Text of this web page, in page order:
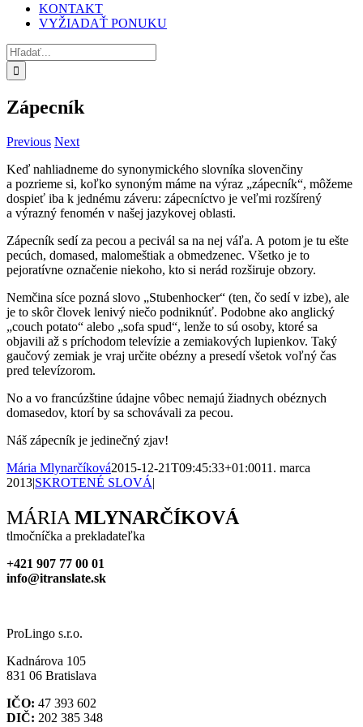
KONTAKT
VYŽIADAŤ PONUKU
Hľadať:
Zápecník
Previous Next
Keď nahliadneme do synonymického slovníka slovenčiny
a pozrieme si, koľko synoným máme na výraz „zápecník“, môžeme
dospieť iba k jednému záveru: zápecníctvo je veľmi rozšírený
a výrazný fenomén v našej jazykovej oblasti.
Zápecník sedí za pecou a pecivál sa na nej váľa. A potom je tu ešte
pecúch, domased, malomeštiak a obmedzenec. Všetko je to
pejoratívne označenie niekoho, kto si nerád rozširuje obzory.
Nemčina síce pozná slovo „Stubenhocker“ (ten, čo sedí v izbe), ale
je to skôr človek lenivý niečo podniknúť. Podobne ako anglický
„couch potato“ alebo „sofa spud“, lenže to sú osoby, ktoré sa
objavili až s príchodom televízie a zemiakových lupienkov. Taký
gaučový zemiak je vraj určite obézny a presedí všetok voľný čas
pred televízorom.
No a vo francúzštine údajne vôbec nemajú žiadnych obéznych
domasedov, ktorí by sa schovávali za pecou.
Náš zápecník je jedinečný zjav!
Mária Mlynarčíková2015-12-21T09:45:33+01:0011. marca
2013|SKROTENÉ SLOVÁ|
Facebook
X
Reddit
LinkedIn
WhatsApp
Tumblr
Pinterest
Vk
Xing
Email
MÁRIA MLYNARČÍKOVÁ
tlmočníčka a prekladateľka
+421 907 77 00 01
info@itranslate.sk
ProLingo s.r.o.
Kadnárova 105
831 06 Bratislava
IČO: 47 393 602
DIČ: 202 385 348